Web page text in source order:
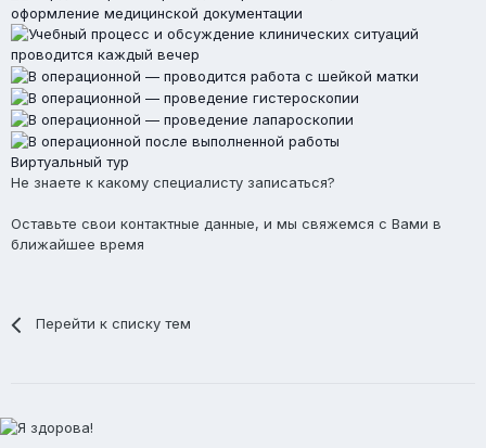
Виртуальный тур
Не знаете к какому специалисту записаться?
Оставьте свои контактные данные, и мы свяжемся с Вами в
ближайшее время
Перейти к списку тем